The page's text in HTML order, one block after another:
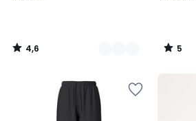
4,6
/
5
/